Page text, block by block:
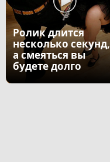
Ролик длится
несколько секунд,
а смеяться вы
будете долго